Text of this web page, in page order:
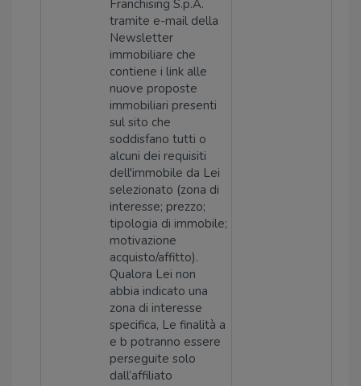
Franchising S.p.A.
tramite e-mail della
Newsletter
immobiliare che
contiene i link alle
nuove proposte
immobiliari presenti
sul sito che
soddisfano tutti o
alcuni dei requisiti
dell'immobile da Lei
selezionato (zona di
interesse; prezzo;
tipologia di immobile;
motivazione
acquisto/affitto).
Qualora Lei non
abbia indicato una
zona di interesse
specifica, Le finalità a
e b potranno essere
perseguite solo
dall’affiliato